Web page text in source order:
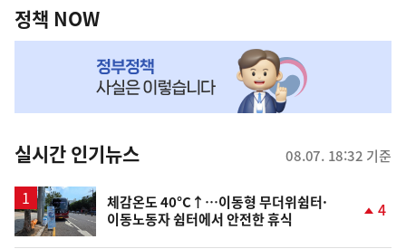
책
NOW,
뉴
스
정책 NOW
실시간 인기뉴스 08.07. 18:32 기준
체감온도 40°C↑…이동형 무더위쉼터·
이동노동자 쉼터에서 안전한 휴식
4